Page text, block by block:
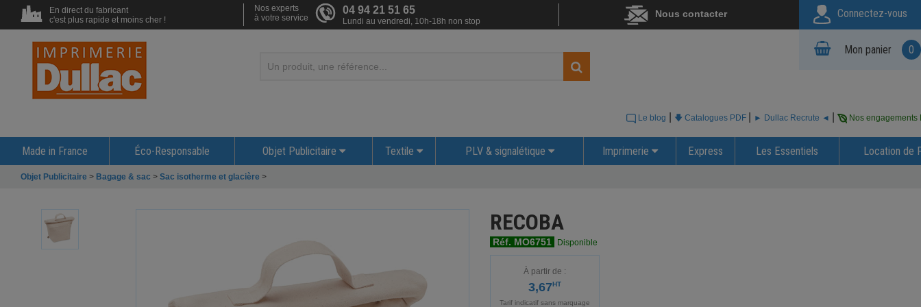
En direct du fabricant
c'est plus rapide et moins cher !
Nos experts
à votre service
04 94 21 51 65
Lundi au vendredi, 10h-18h non stop
Nous contacter Connectez-vous
Mon panier 0
Le blog 🡇 Catalogues PDF ► Dullac Recrute ◄ Nos engagements
Made in France Éco-Responsable Objet Publicitaire Textile PLV & signalétique Imprimerie Express Les Essentiels Location de
Objet Publicitaire > Bagage & sac > Sac isotherme et glacière >
RECOBA
Réf. MO6751 Disponible
À partir de :
3,67HT
Tarif indicatif sans marquage